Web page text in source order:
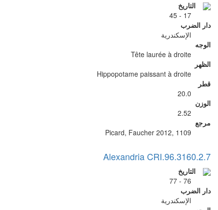
التاريخ
17 - 45
دار الضرب
الإسكندرية
الوجه
Tête laurée à droite
الظهر
Hippopotame paissant à droite
قطر
20.0
الوزن
2.52
مرجع
Picard, Faucher 2012, 1109
Alexandria CRI.96.3160.2.7
التاريخ
76 - 77
دار الضرب
الإسكندرية